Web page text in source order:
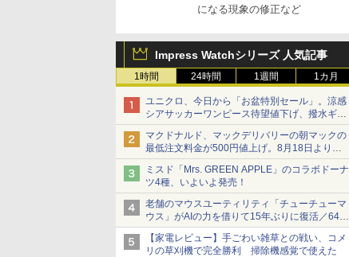
になる現象の修正など
Impress Watchシリーズ 人気記事
1時間 24時間 1週間 1カ月
ユニクロ、今日から「お盆特別セール」。涼感
シアサッカーワンピース待望値下げ、撥水ギア
ショーツは1990円に
マクドナルド、マックデリバリーの朝マックの
最低注文料金が500円値上げ。8月18日より
1,500円から受付
ミスド「Mrs. GREEN APPLE」のコラボドーナ
ツ4種、いよいよ発売！
老舗のマウスユーティリティ「チューチューマ
ウス」がAIの力を借りて15年ぶりに復活／64bit
化、Windows 10/11、「Chrome」も走り回
る。復活記念で2026年末まで500円
【家電レビュー】手ごわい雑草との戦い、コメ
リの草刈機で完全勝利 掃除機感覚で使えた